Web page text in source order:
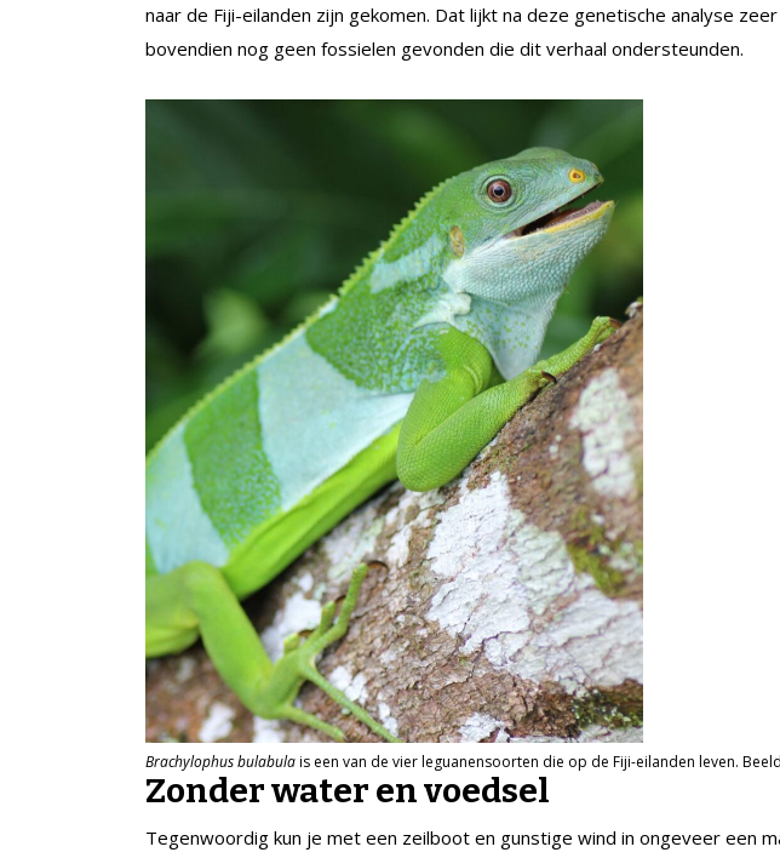
naar de Fiji-eilanden zijn gekomen. Dat lijkt na deze genetische analyse
bovendien nog geen fossielen gevonden die dit verhaal ondersteunden.
Brachylophus bulabulais een van de vier leguanensoorten die op de Fiji-eilanden leven.
Zonder water en voedsel
Tegenwoordig kun je met een zeilboot en gunstige wind in ongeveer een